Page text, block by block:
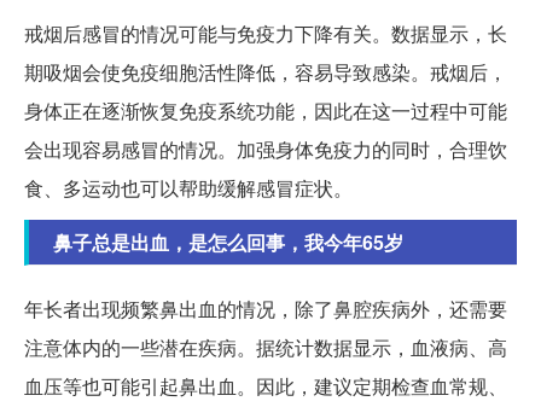
戒烟后感冒的情况可能与免疫力下降有关。数据显示，长
期吸烟会使免疫细胞活性降低，容易导致感染。戒烟后，
身体正在逐渐恢复免疫系统功能，因此在这一过程中可能
会出现容易感冒的情况。加强身体免疫力的同时，合理饮
食、多运动也可以帮助缓解感冒症状。
鼻子总是出血，是怎么回事，我今年65岁
年长者出现频繁鼻出血的情况，除了鼻腔疾病外，还需要
注意体内的一些潜在疾病。据统计数据显示，血液病、高
血压等也可能引起鼻出血。因此，建议定期检查血常规、